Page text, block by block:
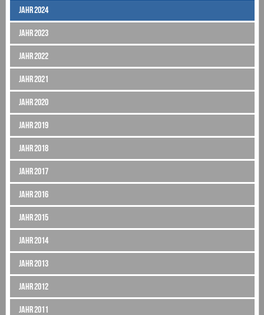
Jahr 2024
Jahr 2023
Jahr 2022
Jahr 2021
Jahr 2020
Jahr 2019
Jahr 2018
Jahr 2017
Jahr 2016
Jahr 2015
Jahr 2014
Jahr 2013
Jahr 2012
Jahr 2011